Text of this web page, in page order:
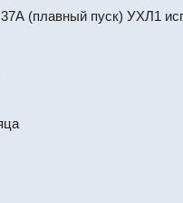
(плавный пуск) УХЛ1